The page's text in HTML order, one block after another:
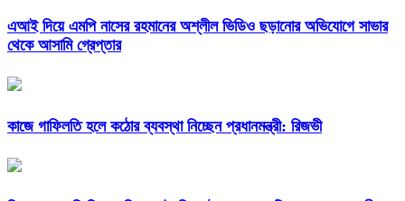
এআই দিয়ে এমপি নাসের রহমানের অশ্লীল ভিডিও ছড়ানোর অভিযোগে সাভার
থেকে আসামি গ্রেপ্তার
কাজে গাফিলতি হলে কঠোর ব্যবস্থা নিচ্ছেন প্রধানমন্ত্রী: রিজভী